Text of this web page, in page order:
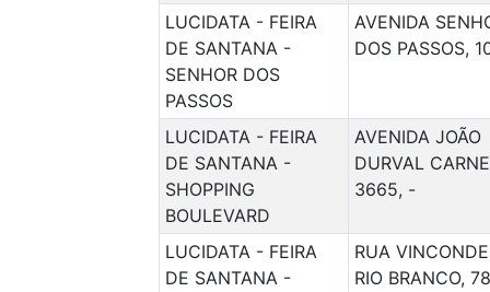
LUCIDATA - FEIRA
DE SANTANA -
SENHOR DOS
PASSOS
AVENIDA
DOS PASSOS,
LUCIDATA - FEIRA
DE SANTANA -
SHOPPING
BOULEVARD
AVENIDA JOÃO
DURVAL
3665, -
LUCIDATA - FEIRA
DE SANTANA -
RUA
RIO BRANCO,